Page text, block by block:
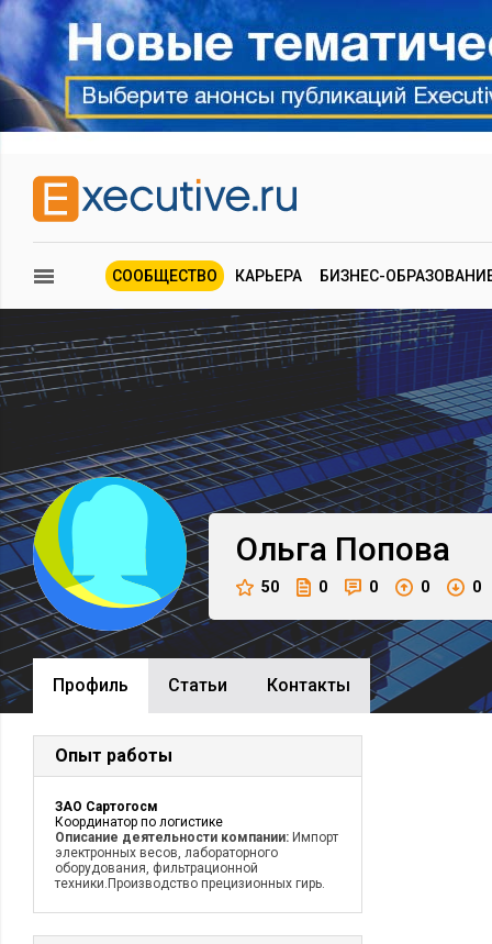
СООБЩЕСТВО КАРЬЕРА БИЗНЕС-
Ольга Попова
50 0 0 0 0
Профиль Cтатьи Контакты
Опыт работы
ЗАО Сартогосм
Координатор по логистике
Описание деятельности компании: Импорт
электронных весов, лабораторного
оборудования, фильтрационной
техники.Производство прецизионных гирь.